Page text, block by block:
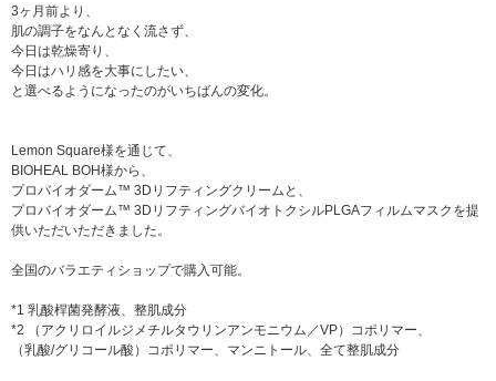
3ヶ月前より、
肌の調子をなんとなく流さず、
今日は乾燥寄り、
今日はハリ感を大事にしたい、
と選べるようになったのがいちばんの変化。
Lemon Square様を通じて、
BIOHEAL BOH様から、
プロバイオダーム™ 3Dリフティングクリームと、
プロバイオダーム™ 3DリフティングバイオトクシルPLGAフィルムマスクを提
供いただいただきました。
全国のバラエティショップで購入可能。
*1 乳酸桿菌発酵液、整肌成分
*2 （アクリロイルジメチルタウリンアンモニウム／VP）コポリマー、
（乳酸/グリコール酸）コポリマー、マンニトール、全て整肌成分